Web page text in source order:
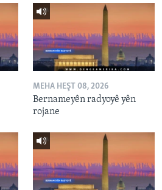
MEHA HEŞT 08, 2026
Bernameyên radyoyê yên
rojane